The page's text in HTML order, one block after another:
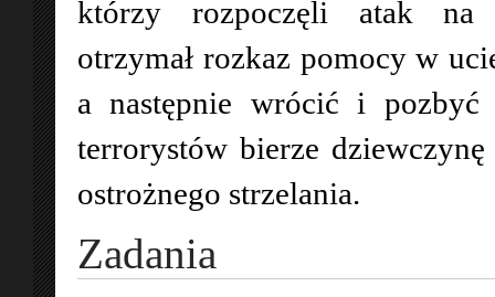
którzy rozpoczęli atak na
otrzymał rozkaz pomocy w
a następnie wrócić i pozbyć
terrorystów bierze
ostrożnego strzelania.
Zadania